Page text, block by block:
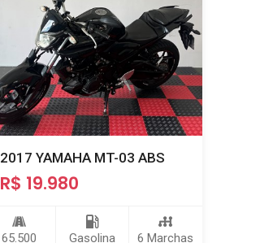
2017 YAMAHA MT-03 ABS
R$ 19.980
65.500 Gasolina 6 Marchas